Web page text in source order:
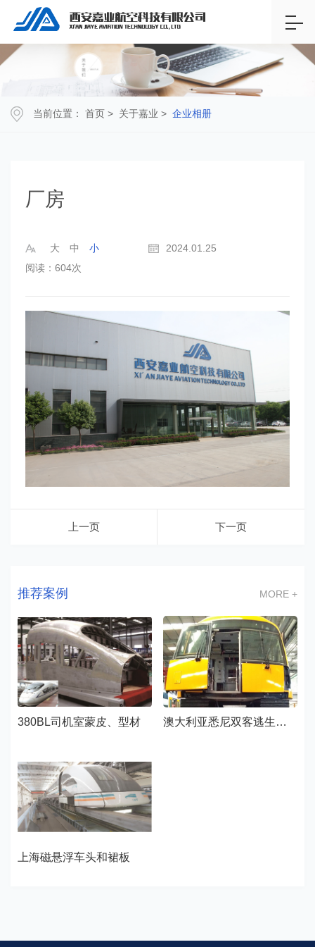
当前位置： 首页 > 关于嘉业 > 企业相册
厂房
大 中 小
2024.01.25
阅读：604次
上一页 下一页
推荐案例 MORE +
380BL司机室蒙皮、型材 澳大利亚悉尼双客逃生门梯
上海磁悬浮车头和裙板